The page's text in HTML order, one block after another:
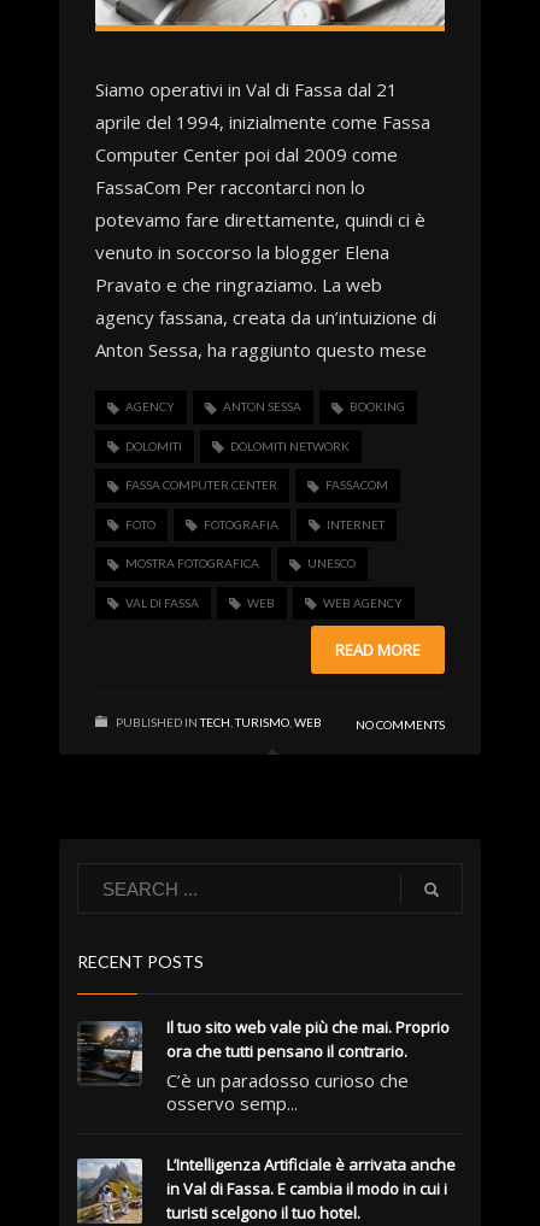
Tech
Web
Siamo operativi in Val di Fassa dal 21
aprile del 1994, inizialmente come Fassa
Computer Center poi dal 2009 come
FassaCom Per raccontarci non lo
potevamo fare direttamente, quindi ci è
venuto in soccorso la blogger Elena
Pravato e che ringraziamo. La web
agency fassana, creata da un’intuizione di
Anton Sessa, ha raggiunto questo mese
AGENCY ANTON SESSA BOOKING
DOLOMITI DOLOMITI NETWORK
FASSA COMPUTER CENTER FASSACOM
FOTO FOTOGRAFIA INTERNET
MOSTRA FOTOGRAFICA UNESCO
VAL DI FASSA WEB WEB AGENCY
READ MORE
PUBLISHED IN TECH ,TURISMO, WEB NO COMMENTS
RECENT POSTS
Il tuo sito web vale più che mai. Proprio
ora che tutti pensano il contrario.
C’è un paradosso curioso che
osservo semp...
L’Intelligenza Artificiale è arrivata anche
in Val di Fassa. E cambia il modo in cui i
turisti scelgono il tuo hotel.